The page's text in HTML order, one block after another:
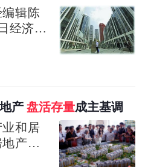
辑陈
经济新
花都
州市
开展
“焕新
产 盘活存量成主基调
和居
产的
读“十